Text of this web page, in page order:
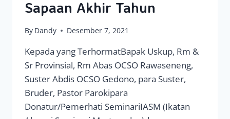
Sapaan Akhir Tahun
By Dandy Desember 7, 2021
Kepada yang TerhormatBapak Uskup, Rm &
Sr Provinsial, Rm Abas OCSO Rawaseneng,
Suster Abdis OCSO Gedono, para Suster,
Bruder, Pastor Parokipara
Donatur/Pemerhati SeminariIASM (Ikatan